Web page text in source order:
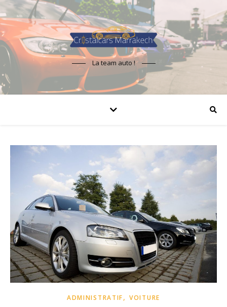
La team auto !
ADMINISTRATIF,VOITURE